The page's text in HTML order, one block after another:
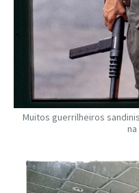
Muitos guerrilheiros
na